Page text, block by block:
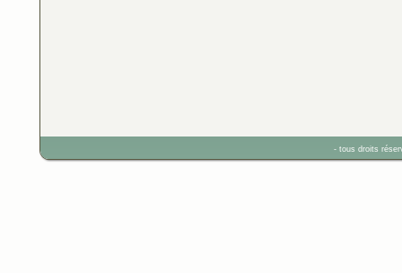
- tous droits